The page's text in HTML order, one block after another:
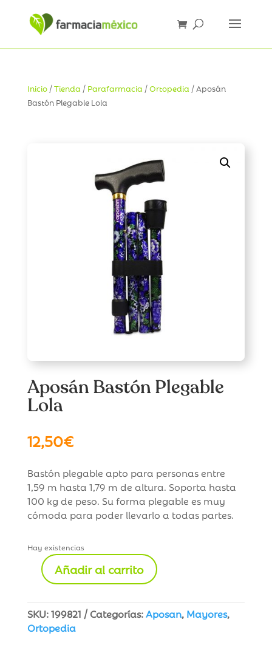
Inicio/Tienda / Parafarmacia /Ortopedia / Aposán
Bastón Plegable Lola
Aposán Bastón Plegable
Lola
12,50€
Bastón plegable apto para personas entre
1,59 m hasta 1,79 m de altura. Soporta hasta
100 kg de peso. Su forma plegable es muy
cómoda para poder llevarlo a todas partes.
Hay existencias
Aposán
Plegable
Lola
cantidad
Añadir al carrito
SKU:199821 Categorías:Aposan, Mayores,
Ortopedia